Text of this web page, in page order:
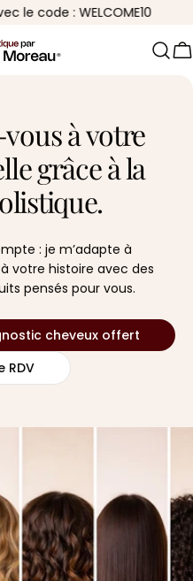
WELCOME10
à votre
grâce à la
: je m’adapte à
votre histoire avec des
pensés pour vous.
cheveux offert
RDV